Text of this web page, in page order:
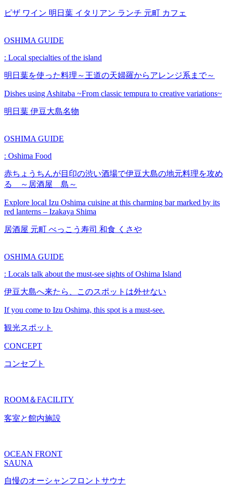
ピザ ワイン 明日葉 イタリアン ランチ 元町 カフェ
OSHIMA GUIDE
: Local specialties of the island
明日葉を使った料理～王道の天婦羅からアレンジ系まで～
Dishes using Ashitaba ~From classic tempura to creative variations~
明日葉 伊豆大島名物
OSHIMA GUIDE
: Oshima Food
赤ちょうちんが目印の渋い酒場で伊豆大島の地元料理を攻め
る ～居酒屋 島～
Explore local Izu Oshima cuisine at this charming bar marked by its
red lanterns – Izakaya Shima
居酒屋 元町 べっこう寿司 和食 くさや
OSHIMA GUIDE
: Locals talk about the must-see sights of Oshima Island
伊豆大島へ来たら、このスポットは外せない
If you come to Izu Oshima, this spot is a must-see.
観光スポット
CONCEPT
コンセプト
ROOM＆FACILITY
客室と館内施設
OCEAN FRONT
SAUNA
自慢のオーシャンフロントサウナ